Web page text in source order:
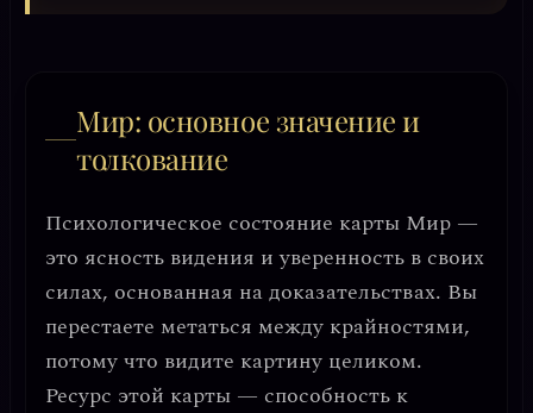
Мир: основное значение и
толкование
Психологическое состояние карты Мир —
это ясность видения иуверенность в своих
силах, основанная на доказательствах. Вы
перестаете метаться между крайностями,
потому что видите картину целиком.
Ресурс этой карты — способность к